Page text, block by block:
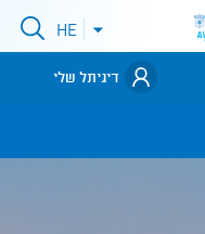
פתיחתHE
דיגיתל שלי